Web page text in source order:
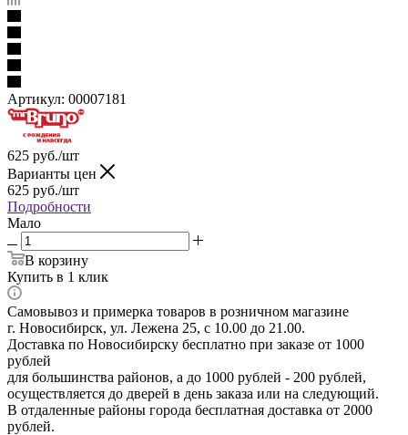
Артикул: 00007181
625 руб./шт
Варианты цен
625 руб./шт
Подробности
Мало
В корзину
Купить в 1 клик
Самовывоз и примерка товаров в розничном магазине
г. Новосибирск, ул. Лежена 25, с 10.00 до 21.00.
Доставка по Новосибирску бесплатно при заказе от 1000
рублей
для большинства районов, а до 1000 рублей - 200 рублей,
осуществляется до дверей в день заказа или на следующий.
В отдаленные районы города бесплатная доставка от 2000
рублей.